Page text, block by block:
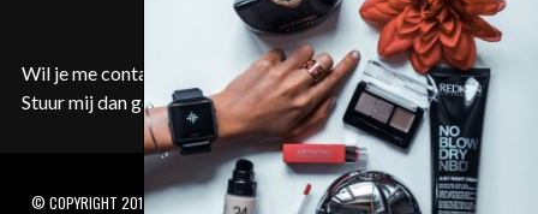
CONTACT ME
Wil je me contacteren voor een samenwerking of aanvraag?
Stuur mij dan gerust een e-mail opcontact@justyentl.com
© COPYRIGHT 2017 JUSTYENTL.COM - PAARDSDEMERSTRAAT 16 BUS 5.05, 3500